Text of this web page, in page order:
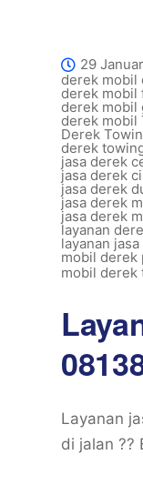
29
derek mobil
derek mobil
derek mobil
derek mobil
Derek
derek
jasa derek
jasa derek
jasa derek
jasa derek
jasa derek
layanan
layanan
mobil derek
mobil derek
Layanan
di jalan ??